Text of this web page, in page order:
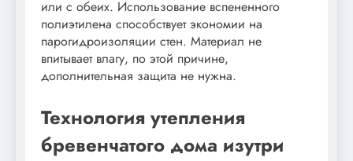
или с обеих. Использование вспененного
полиэтилена способствует экономии на
парогидроизоляции стен. Материал не
впитывает влагу, по этой причине,
дополнительная защита не нужна.
Технология утепления
бревенчатого дома изутри